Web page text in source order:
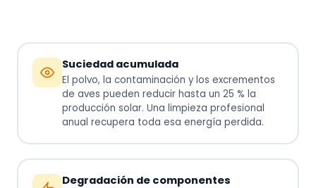
Suciedad acumulada
El polvo, la contaminación y los excrementos
de aves pueden reducir hasta un 25 % la
producción solar. Una limpieza profesional
anual recupera toda esa energía perdida.
Degradación de componentes